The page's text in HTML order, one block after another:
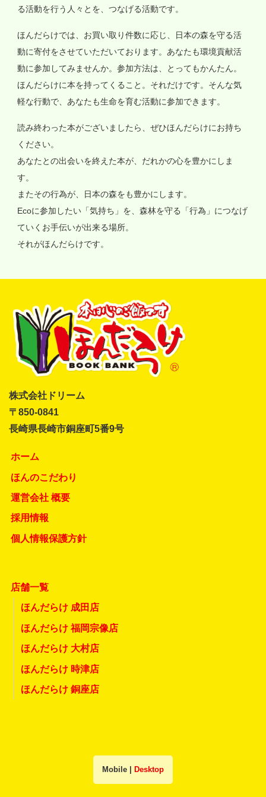
る活動を行う人々とを、つなげる活動です。
ほんだらけでは、お買い取り件数に応じ、日本の森を守る活
動に寄付をさせていただいております。あなたも環境貢献活
動に参加してみませんか。参加方法は、とってもかんたん。
ほんだらけに本を持ってくること。それだけです。そんな気
軽な行動で、あなたも生命を育む活動に参加できます。
読み終わった本がございましたら、ぜひほんだらけにお持ち
ください。
あなたとの出会いを終えた本が、だれかの心を豊かにしま
す。
またその行為が、日本の森をも豊かにします。
Ecoに参加したい「気持ち」を、森林を守る「行為」につなげ
ていくお手伝いが出来る場所。
それがほんだらけです。
株式会社ドリーム
〒850-0841
長崎県長崎市銅座町5番9号
ホーム
ほんのこだわり
運営会社 概要
採用情報
個人情報保護方針
店舗一覧
ほんだらけ 成田店
ほんだらけ 福岡宗像店
ほんだらけ 大村店
ほんだらけ 時津店
ほんだらけ 銅座店
Mobile Desktop